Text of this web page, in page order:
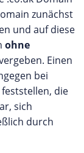
zunächst
und auf diese
ohne
Einen
bei
die
sich
durch